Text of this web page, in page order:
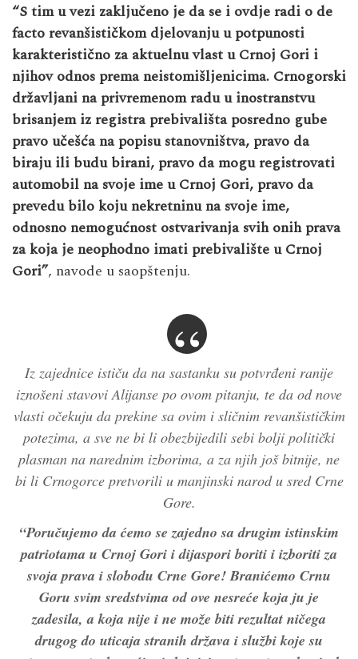
“S tim u vezi zaključeno je da se i ovdje radi o de
facto revanšističkom djelovanju u potpunosti
karakteristično za aktuelnu vlast u Crnoj Gori i
njihov odnos prema neistomišljenicima. Crnogorski
državljani na privremenom radu u inostranstvu
brisanjem iz registra prebivališta posredno gube
pravo učešća na popisu stanovništva, pravo da
biraju ili budu birani, pravo da mogu registrovati
automobil na svoje ime u Crnoj Gori, pravo da
prevedu bilo koju nekretninu na svoje ime,
odnosno nemogućnost ostvarivanja svih onih prava
za koja je neophodno imati prebivalište u Crnoj
Gori”, navode u saopštenju.
Iz zajednice ističu da na sastanku su potvrđeni ranije
iznošeni stavovi Alijanse po ovom pitanju, te da od nove
vlasti očekuju da prekine sa ovim i sličnim revanšističkim
potezima, a sve ne bi li obezbijedili sebi bolji politički
plasman na narednim izborima, a za njih još bitnije, ne
bi li Crnogorce pretvorili u manjinski narod u sred Crne
Gore.
“Poručujemo da ćemo se zajedno sa drugim istinskim
patriotama u Crnoj Gori i dijaspori boriti i izboriti za
svoja prava i slobodu Crne Gore! Branićemo Crnu
Goru svim sredstvima od ove nesreće koja ju je
zadesila, a koja nije i ne može biti rezultat ničega
drugog do uticaja stranih država i službi koje su